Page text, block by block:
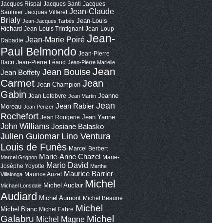
Jacques Rispal Jacques Santi Jacques
Saulnier Jacques Villeret Jean-Claude
Brialy Jean-Jacques Tarbès Jean-Louis
Richard Jean-Louis Trintignant Jean-Loup
Dabadie Jean-Marie Poiré Jean-
Paul Belmondo Jean-Pierre
Bacri Jean-Pierre Léaud Jean-Pierre Marielle
Jean Boffety Jean BouiseJean
Carmet Jean Champion Jean
Gabin Jean Lefebvre Jean Martin Jeanne
Moreau Jean Penzer Jean Rabier Jean
Rochefort Jean Rougerie Jean Yanne
John Williams Josiane Balasko
Julien Guiomar Lino Ventura
Louis de Funès Marcel Berbert
Marcel Grignon Marie-Anne Chazel
Marie-
Josèphe Yoyotte Mario David Marthe
Villalonga Maurice Auzel Maurice Barrier
Michael Lonsdale Michel Auclair Michel
Audiard Michel Aumont Michel Beaune
Michel Blanc Michel Fabre Michel
Galabru Michel Magne Michel